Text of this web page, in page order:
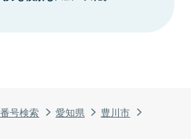
号検索 愛知県
豊川市